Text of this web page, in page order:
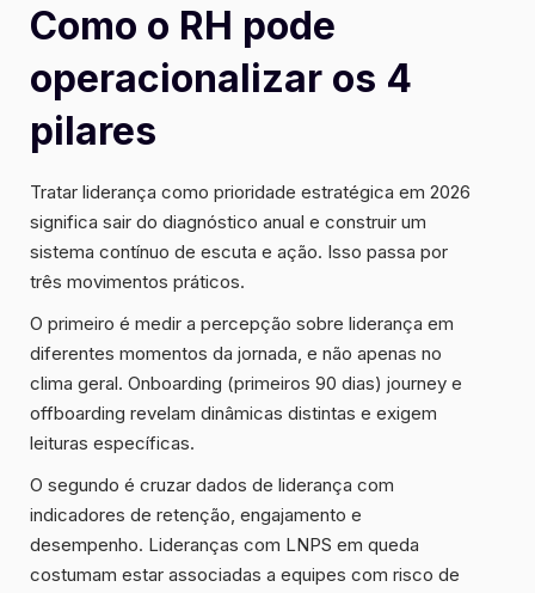
Como o RH pode
operacionalizar os 4
pilares
Tratar liderança como prioridade estratégica em 2026
significa sair do diagnóstico anual e construir um
sistema contínuo de escuta e ação. Isso passa por
três movimentos práticos.
O primeiro é medir a percepção sobre liderança em
diferentes momentos da jornada, e não apenas no
clima geral. Onboarding (primeiros 90 dias) journey e
offboarding revelam dinâmicas distintas e exigem
leituras específicas.
O segundo é cruzar dados de liderança com
indicadores de retenção, engajamento e
desempenho. Lideranças com LNPS em queda
costumam estar associadas a equipes com risco de